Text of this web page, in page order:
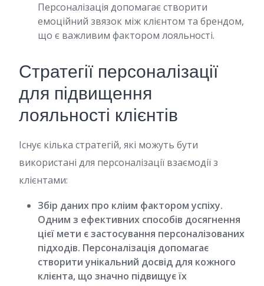
Персоналізація допомагає створити
емоційний звязок між клієнтом та брендом,
що є важливим фактором лояльності.
Стратегії персоналізації
для підвищення
лояльності клієнтів
Існує кілька стратегій, які можуть бути
використані для персоналізації взаємодії з
клієнтами:
Збір даних про кліим фактором успіху.
Одним з ефективних способів досягнення
цієї мети є застосування персоналізованих
підходів. Персоналізація допомагає
створити унікальний досвід для кожного
клієнта, що значно підвищує їх